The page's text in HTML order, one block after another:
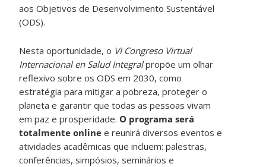
aos Objetivos de Desenvolvimento Sustentável
(ODS).
Nesta oportunidade, o VI Congreso Virtual
Internacional en Salud Integralpropõe um olhar
reflexivo sobre os ODS em 2030, como
estratégia para mitigar a pobreza, proteger o
planeta e garantir que todas as pessoas vivam
em paz e prosperidade. O programa será
totalmente online e reunirá diversos eventos e
atividades acadêmicas que incluem: palestras,
conferências, simpósios, seminários e